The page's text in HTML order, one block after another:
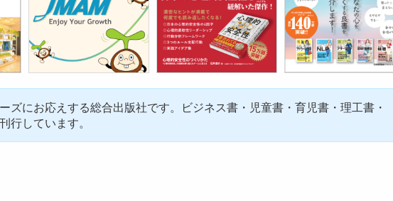
ズにお応えする総合出版社です。ビジネス書・児童書・育児書・理工書・
行しています。